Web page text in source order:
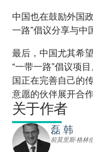
中国也在鼓励外国
一路”倡议分享与中
最后，中国尤其希
“一带一路”倡议项
国正在完善自己的
意愿的伙伴展开合作
关于作者
磊 韩
前莫里斯•格林